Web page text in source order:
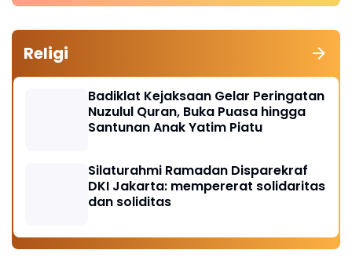
Religi
Badiklat Kejaksaan Gelar Peringatan
Nuzulul Quran, Buka Puasa hingga
Santunan Anak Yatim Piatu
Silaturahmi Ramadan Disparekraf
DKI Jakarta: mempererat solidaritas
dan soliditas